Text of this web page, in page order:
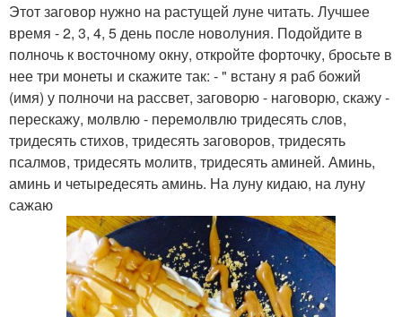
Этот заговор нужно на растущей луне читать. Лучшее
время - 2, 3, 4, 5 день после новолуния. Подойдите в
полночь к восточному окну, откройте форточку, бросьте в
нее три монеты и скажите так: - " встану я раб божий
(имя) у полночи на рассвет, заговорю - наговорю, скажу -
перескажу, молвлю - перемолвлю тридесять слов,
тридесять стихов, тридесять заговоров, тридесять
псалмов, тридесять молитв, тридесять аминей. Аминь,
аминь и четыредесять аминь. На луну кидаю, на луну
сажаю